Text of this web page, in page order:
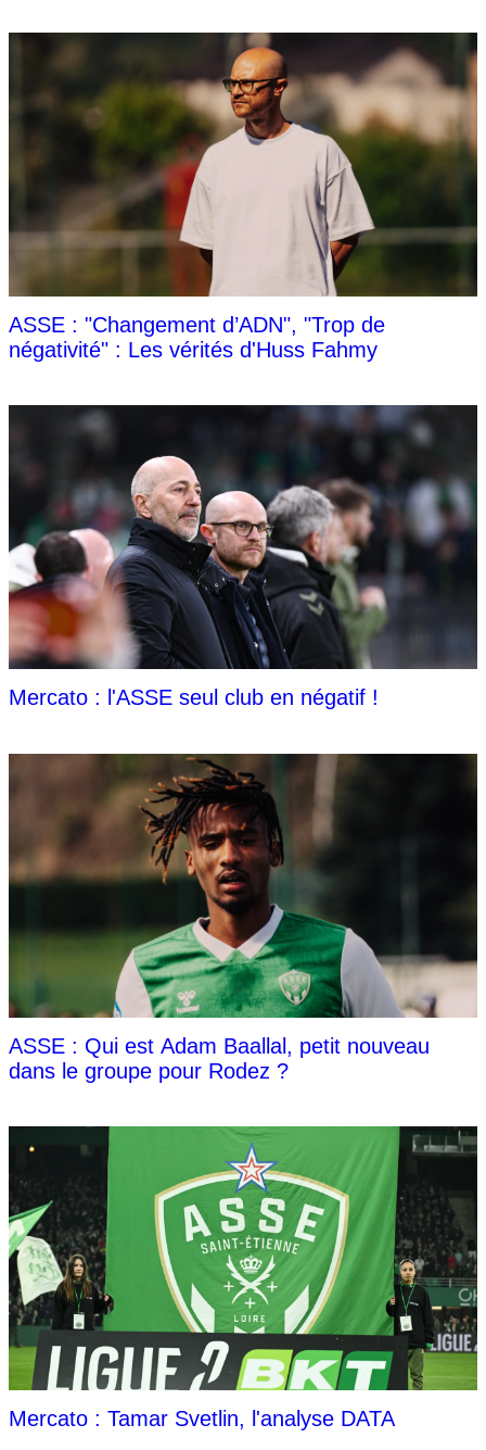
ASSE : "Changement d’ADN", "Trop de
négativité" : Les vérités d'Huss Fahmy
Mercato : l'ASSE seul club en négatif !
ASSE : Qui est Adam Baallal, petit nouveau
dans le groupe pour Rodez ?
Mercato : Tamar Svetlin, l'analyse DATA